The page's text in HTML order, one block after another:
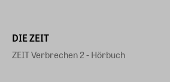
DIE ZEIT
ZEIT Verbrechen 2 - Hörbuch